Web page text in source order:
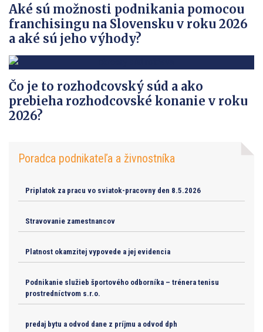
Aké sú možnosti podnikania pomocou
franchisingu na Slovensku v roku 2026
a aké sú jeho výhody?
Čo je to rozhodcovský súd a ako
prebieha rozhodcovské konanie v roku
2026?
Poradca podnikateľa a živnostníka
Priplatok za pracu vo sviatok-pracovny den 8.5.2026
Stravovanie zamestnancov
Platnost okamzitej vypovede a jej evidencia
Podnikanie služieb športového odborníka – trénera tenisu
prostredníctvom s.r.o.
predaj bytu a odvod dane z príjmu a odvod dph